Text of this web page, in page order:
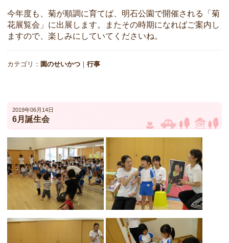
今年度も、菊が順調に育てば、明石公園で開催される「菊
花展覧会」に出展します。またその時期になればご案内し
ますので、楽しみにしていてくださいね。
カテゴリ： 園のせいかつ ｜ 行事
2019年06月14日
6月誕生会